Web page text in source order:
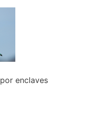
enclaves